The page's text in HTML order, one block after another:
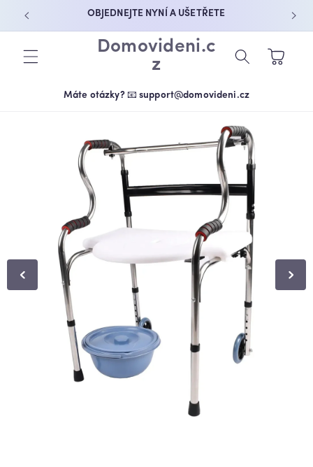
PŘEJÍT K
OBJEDNEJTE NYNÍ A UŠETŘETE
Domovideni.c
z
Košík
Máte otázky? 📧 support@domovideni.cz